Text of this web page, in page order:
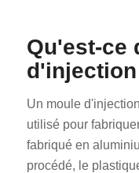
Qu'est-ce
Un moule
utilisé pour
fabriqué en
procédé, le